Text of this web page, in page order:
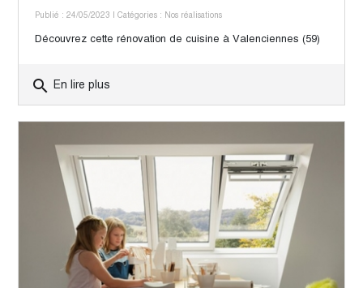
Publié : 24/05/2023 | Catégories : Nos réalisations
Découvrez cette rénovation de cuisine à Valenciennes (59)
search En lire plus